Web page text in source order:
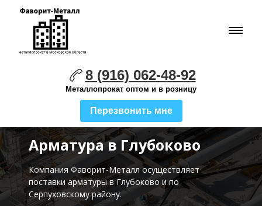
8 (916) 062-48-92
Металлопрокат оптом и в розницу
Перезвонить мне
Арматура в Глубоково
Компания Фаворит-Металл осуществляет
поставкиарматуры в Глубоково и по
Серпуховскому району.